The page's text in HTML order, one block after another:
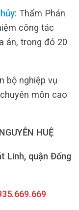
: Thẩm Phán
công tác
án, trong đó 20
bộ nghiệp vụ
môn cao
HUỆ
Linh, quận Đống